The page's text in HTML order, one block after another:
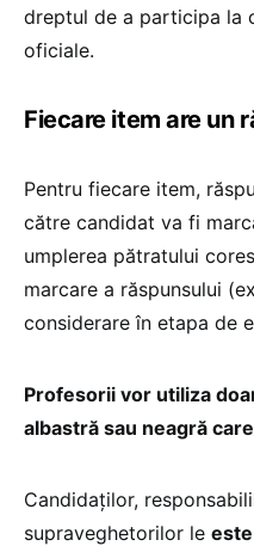
dreptul de a participa la
oficiale.
Fiecare item are un
Pentru fiecare item,
către candidat va fi
umplerea pătratului
marcare a răspunsului
considerare în etapa de
Profesorii vor utiliza
albastră sau neagră
Candidaților,
supraveghetorilor le